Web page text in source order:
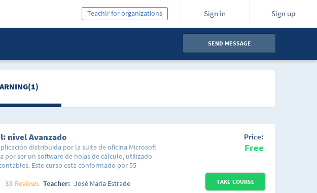
Sign in Sign up
Teachlr for organizations
SEND MESSAGE
nivel Avanzado
distribuida por la suite de oficina Microsoft
por ser un software de hojas de cálculo, utilizado
Este curso está conformado por 55
de cálculo y organizadas de forma tal que puedas
33 Reviews Teacher: José María Estrade
Price:
Free
TAKE COURSE